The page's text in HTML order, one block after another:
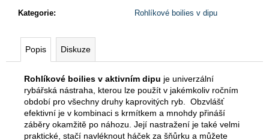
Kategorie: Rohlíkové boilies v dipu
Popis Diskuze
Rohlíkové boilies v aktivním dipu je univerzální
rybářská nástraha, kterou lze použít v jakémkoliv ročním
období pro všechny druhy kaprovitých ryb. Obzvlášť
efektivní je v kombinaci s krmítkem a mnohdy přináší
záběry okamžitě po náhozu. Její nastražení je také velmi
praktické, stačí navléknout háček za šňůrku a můžete